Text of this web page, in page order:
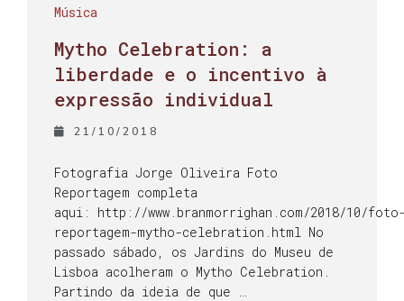
Música
Mytho Celebration: a
liberdade e o incentivo à
expressão individual
21/10/2018
Fotografia Jorge Oliveira Foto
Reportagem completa
aqui: http://www.branmorrighan.com/2018/10/
reportagem-mytho-celebration.html No
passado sábado, os Jardins do Museu de
Lisboa acolheram o Mytho Celebration.
Partindo da ideia de que …